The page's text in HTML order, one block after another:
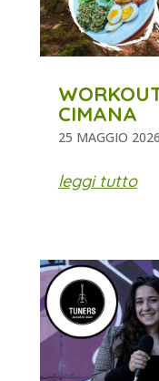
CIMANA
25 MAGGIO 2026
leggi tutto